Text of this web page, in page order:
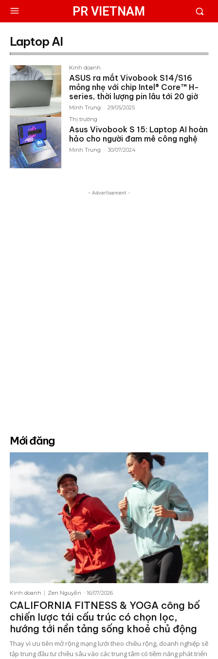
PR VIETNAM
Laptop AI
Kinh doanh
ASUS ra mắt Vivobook S14/S16
mỏng nhẹ với chip Intel® Core™ H-
series, thời lượng pin lâu tới 20 giờ
Minh Trung - 29/05/2025
Thị trường
Asus Vivobook S 15: Laptop AI hoàn
hảo cho người đam mê công nghệ
Minh Trung - 30/07/2024
- Advertisement -
Mới đăng
Kinh doanh Zen Nguyễn - 16/07/2026
CALIFORNIA FITNESS & YOGA công bố
chiến lược tái cấu trúc có chọn lọc,
hướng tới nền tảng sống khoẻ chủ động
Thay vì ưu tiên mở rộng mạng lưới theo chiều rộng, doanh nghiệp sẽ
tập trung đầu tư chiều sâu vào các trung tâm có tiềm năng phát triển